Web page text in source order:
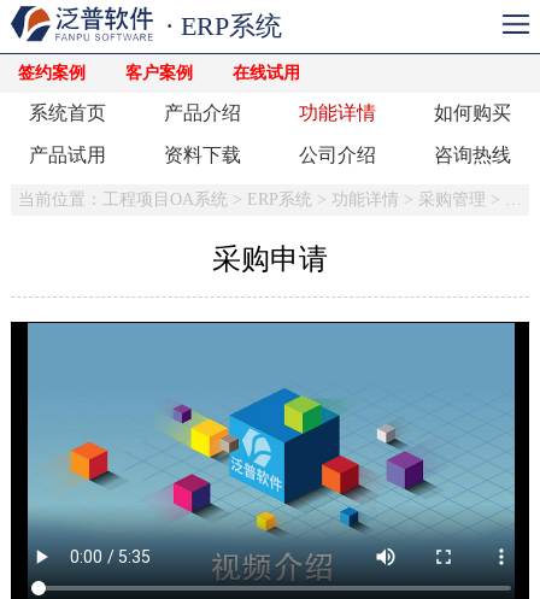
签约案例 客户案例 在线试用
· ERP系统
系统首页 产品介绍 功能详情 如何购买
产品试用 资料下载 公司介绍 咨询热线
当前位置： 工程项目OA系统 > ERP系统 > 功能详情 > 采购管理 >
采购申请